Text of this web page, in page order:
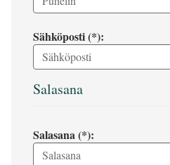
Sähköposti (*):
Salasana
Salasana (*):